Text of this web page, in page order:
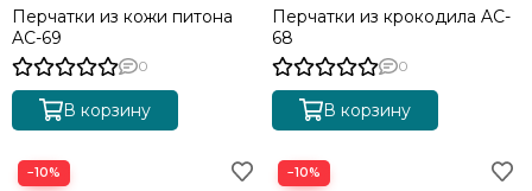
Перчатки из кожи питона
AC-69
0
В корзину
Перчатки из крокодила AC-
68
0
В корзину
−10% −10%